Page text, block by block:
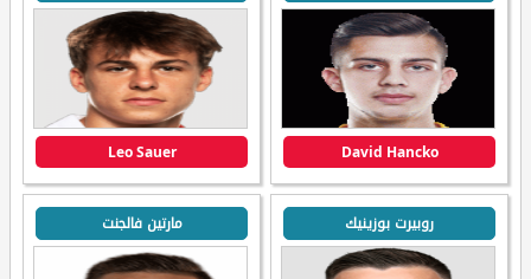
David Hancko
Leo Sauer
روبيرت بوزينيك مارتين فالجنت